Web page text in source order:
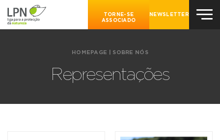
TORNE-SE
ASSOCIADO
NEWSLETTER
HOMEPAGE SOBRE NÓS
Representações